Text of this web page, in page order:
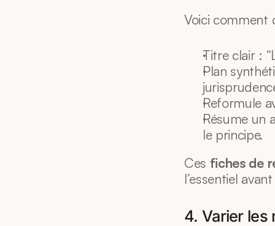
Voici comment
Titre clair :
Plan
Reformule
Résume un
le principe.
Ces fiches de
l’essentiel
4. Varier les